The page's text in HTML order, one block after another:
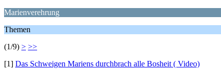
Marienverehrung
Themen
(1/9) > >>
[1] Das Schweigen Mariens durchbrach alle Bosheit ( Video)